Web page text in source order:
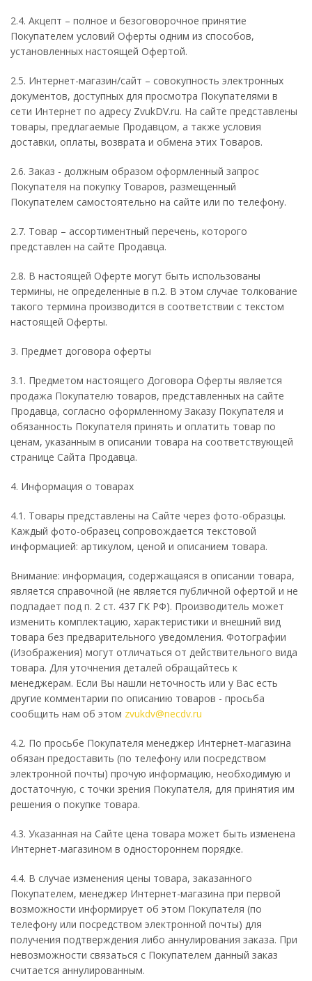
2.4. Акцепт – полное и безоговорочное принятие
Покупателем условий Оферты одним из способов,
установленных настоящей Офертой.
2.5. Интернет-магазин/сайт – совокупность электронных
документов, доступных для просмотра Покупателями в
сети Интернет по адресу ZvukDV.ru. На сайте представлены
товары, предлагаемые Продавцом, а также условия
доставки, оплаты, возврата и обмена этих Товаров.
2.6. Заказ - должным образом оформленный запрос
Покупателя на покупку Товаров, размещенный
Покупателем самостоятельно на сайте или по телефону.
2.7. Товар – ассортиментный перечень, которого
представлен на сайте Продавца.
2.8. В настоящей Оферте могут быть использованы
термины, не определенные в п.2. В этом случае толкование
такого термина производится в соответствии с текстом
настоящей Оферты.
3. Предмет договора оферты
3.1. Предметом настоящего Договора Оферты является
продажа Покупателю товаров, представленных на сайте
Продавца, согласно оформленному Заказу Покупателя и
обязанность Покупателя принять и оплатить товар по
ценам, указанным в описании товара на соответствующей
странице Сайта Продавца.
4. Информация о товарах
4.1. Товары представлены на Сайте через фото-образцы.
Каждый фото-образец сопровождается текстовой
информацией: артикулом, ценой и описанием товара.
Внимание: информация, содержащаяся в описании товара,
является справочной (не является публичной офертой и не
подпадает под п. 2 ст. 437 ГК РФ). Производитель может
изменить комплектацию, характеристики и внешний вид
товара без предварительного уведомления. Фотографии
(Изображения) могут отличаться от действительного вида
товара. Для уточнения деталей обращайтесь к
менеджерам. Если Вы нашли неточность или у Вас есть
другие комментарии по описанию товаров - просьба
сообщить нам об этом zvukdv@necdv.ru
4.2. По просьбе Покупателя менеджер Интернет-магазина
обязан предоставить (по телефону или посредством
электронной почты) прочую информацию, необходимую и
достаточную, с точки зрения Покупателя, для принятия им
решения о покупке товара.
4.3. Указанная на Сайте цена товара может быть изменена
Интернет-магазином в одностороннем порядке.
4.4. В случае изменения цены товара, заказанного
Покупателем, менеджер Интернет-магазина при первой
возможности информирует об этом Покупателя (по
телефону или посредством электронной почты) для
получения подтверждения либо аннулирования заказа. При
невозможности связаться с Покупателем данный заказ
считается аннулированным.